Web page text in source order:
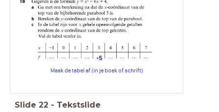
Maak de tabel af (in je boek of schrift)
-5
Slide 22 - Tekstslide